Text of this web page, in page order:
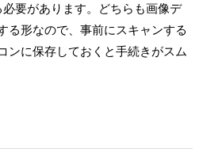
要があります。どちらも画像デ
る形なので、事前にスキャンする
ンに保存しておくと手続きがスム